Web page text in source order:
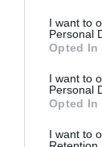
consent section.
I want to
Personal
Opted In
I want to
Personal
Opted In
I want to
Εάν ο
καθηγητής